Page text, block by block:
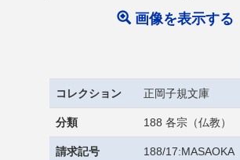
画像を表示する
コレクション 正岡子規文庫
分類 188 各宗（仏教）
請求記号 188/17:MASAOKA